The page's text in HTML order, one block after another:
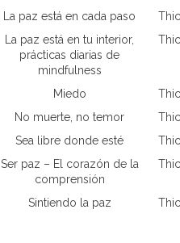
La paz está en cada paso
La paz está en tu interior,
prácticas diarias de
mindfulness
Miedo
No muerte, no temor
Sea libre donde esté
Ser paz – El corazón de la
comprensión
Sintiendo la paz